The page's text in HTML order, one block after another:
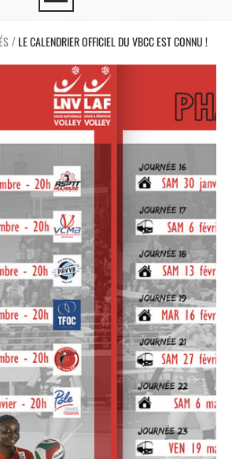
/LE CALENDRIER OFFICIEL DU VBCC EST CONNU !